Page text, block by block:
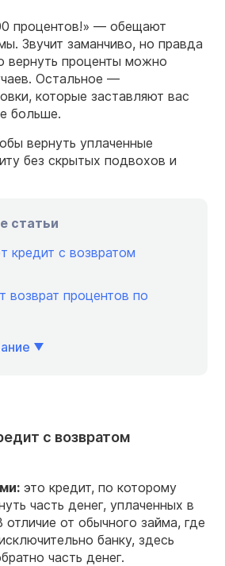
процентов!» — обещают
Звучит заманчиво, но правда
вернуть проценты можно
Остальное —
которые заставляют вас
больше.
вернуть уплаченные
без скрытых подвохов и
статьи
кредит с возвратом
возврат процентов по
с возвратом
это кредит, по которому
часть денег, уплаченных в
от обычного займа, где
банку, здесь
часть денег.